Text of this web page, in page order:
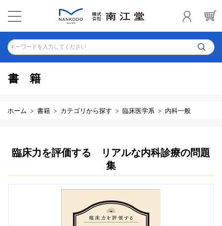
キーワードを入力してください
書籍
ホーム 書籍 カテゴリから探す 臨床医学系 内科一般
臨床力を評価する リアルな内科診療の問題
集